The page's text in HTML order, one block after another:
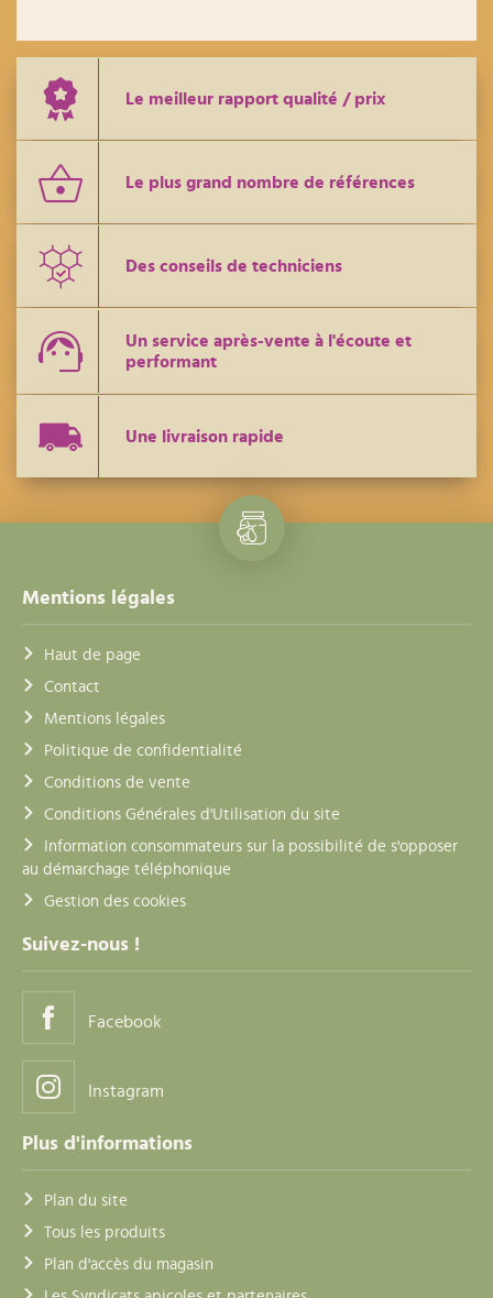
Le meilleur rapport qualité / prix
Le plus grand nombre de références
Des conseils de techniciens
Un service après-vente à l'écoute et
performant
Une livraison rapide
Mentions légales
Haut de page
Contact
Mentions légales
Politique de confidentialité
Conditions de vente
Conditions Générales d'Utilisation du site
Information consommateurs sur la possibilité de s'opposer
au démarchage téléphonique
Gestion des cookies
Suivez-nous !
Facebook
Instagram
Plus d'informations
Plan du site
Tous les produits
Plan d'accès du magasin